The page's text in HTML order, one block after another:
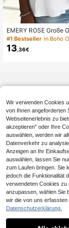
EMERY ROSE Große
er Lässig Blumen
Trägerhemd
#1 Bestseller
13 ,36€
Wir verwenden Cookies
von Ihnen angeforderten
Webseitenerlebnis zu
akzeptieren" oder Ihre
auswählen, werden wir
Datenverkehr zu
Anzeigen an Ihr
auswählen, lassen Sie
zum Laufen bringen. Sie
jedoch die Funktionalität
verwendeten Cookies zu
anzupassen, wählen Sie
wir die von uns erfassten
Datenschutzerklärung.